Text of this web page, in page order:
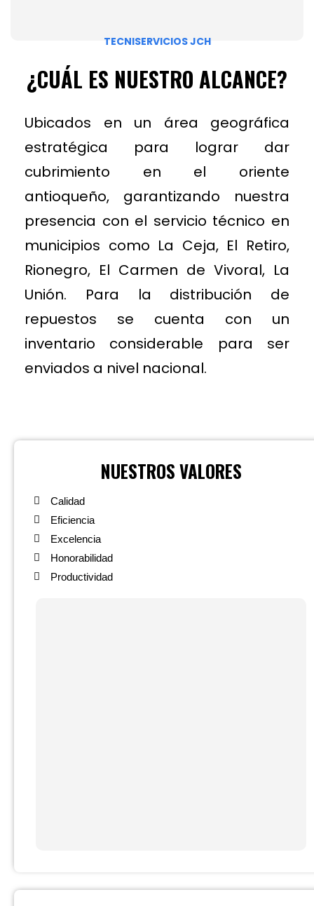
TECNISERVICIOS JCH
¿CUÁL ES NUESTRO ALCANCE?
Ubicados en un área geográfica
estratégica para lograr dar
cubrimiento en el oriente
antioqueño, garantizando nuestra
presencia con el servicio técnico en
municipios como La Ceja, El Retiro,
Rionegro, El Carmen de Vivoral, La
Unión. Para la distribución de
repuestos se cuenta con un
inventario considerable para ser
enviados a nivel nacional.
NUESTROS VALORES
Calidad
Eficiencia
Excelencia
Honorabilidad
Productividad